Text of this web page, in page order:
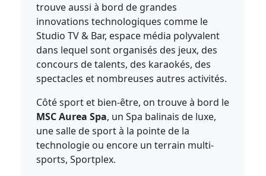
trouve aussi à bord de grandes
innovations technologiques comme le
Studio TV & Bar, espace média polyvalent
dans lequel sont organisés des jeux, des
concours de talents, des karaokés, des
spectacles et nombreuses autres activités.
Côté sport et bien-être, on trouve à bord le
MSC Aurea Spa, un Spa balinais de luxe,
une salle de sport à la pointe de la
technologie ou encore un terrain multi-
sports, Sportplex.